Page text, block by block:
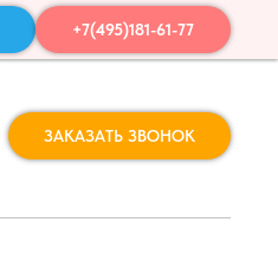
+7(495)181-61-77
ЗАКАЗАТЬ ЗВОНОК